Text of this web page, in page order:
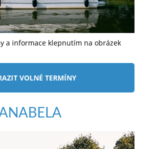
a informace klepnutím na obrázek
VOLNÉ TERMÍNY